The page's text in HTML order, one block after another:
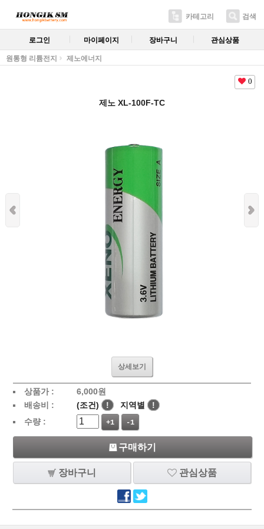
카테고리 검색
로그인 마이페이지 장바구니 관심상품
원통형 리튬전지 제노에너지
0
제노 XL-100F-TC
상세보기
상품가 : 6,000원
배송비 :
(조건) ! 지역별
!
수량 :
+1 -1
구매하기
장바구니 관심상품